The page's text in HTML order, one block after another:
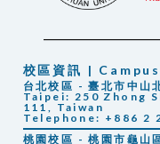
校區資訊 |
台北校區 - 臺北市中
Taipei: 250 Zhong
111, Taiwan
Telephone: +886 2
桃園校區 - 桃園市龜